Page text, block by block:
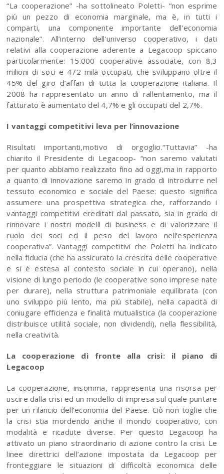
“La cooperazione” -ha sottolineato Poletti- “non esprime
più un pezzo di economia marginale, ma è, in tutti i
comparti, una componente importante dell’economia
nazionale”. All’interno dell’universo cooperativo, i dati
relativi alla cooperazione aderente a Legacoop spiccano
particolarmente: 15.000 cooperative associate, con 8,3
milioni di soci e 472 mila occupati, che sviluppano oltre il
45% del giro d’affari di tutta la cooperazione italiana. Il
2008 ha rappresentato un anno di rallentamento, ma il
fatturato è aumentato del 4,7% e gli occupati del 2,7%.
I vantaggi competitivi leva per l’innovazione
Risultati importanti,motivo di orgoglio.“Tuttavia” -ha
chiarito il Presidente di Legacoop- “non saremo valutati
per quanto abbiamo realizzato fino ad oggi,ma in rapporto
a quanto di innovazione saremo in grado di introdurre nel
tessuto economico e sociale del Paese: questo significa
assumere una prospettiva strategica che, rafforzando i
vantaggi competitivi ereditati dal passato, sia in grado di
rinnovare i nostri modelli di business e di valorizzare il
ruolo dei soci ed il peso del lavoro nell’esperienza
cooperativa”. Vantaggi competitivi che Poletti ha indicato
nella fiducia (che ha assicurato la crescita delle cooperative
e si è estesa al contesto sociale in cui operano), nella
visione di lungo periodo (le cooperative sono imprese nate
per durare), nella struttura patrimoniale equilibrata (con
uno sviluppo più lento, ma più stabile), nella capacità di
coniugare efficienza e finalità mutualistica (la cooperazione
distribuisce utilità sociale, non dividendi), nella flessibilità,
nella creatività.
La cooperazione di fronte alla crisi: il piano di
Legacoop
La cooperazione, insomma, rappresenta una risorsa per
uscire dalla crisi ed un modello di impresa sul quale puntare
per un rilancio dell’economia del Paese. Ciò non toglie che
la crisi stia mordendo anche il mondo cooperativo, con
modalità e ricadute diverse. Per questo Legacoop ha
attivato un piano straordinario di azione contro la crisi. Le
linee direttrici dell’azione impostata da Legacoop per
fronteggiare le situazioni di difficoltà economica delle